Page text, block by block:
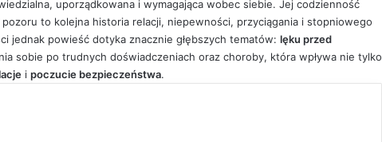
uporządkowana i wymagająca wobec siebie. Jej codzienność
to kolejna historia relacji, niepewności, przyciągania i stopniowego
jednak powieść dotyka znacznie głębszych tematów: lęku przed
sobie po trudnych doświadczeniach oraz choroby, która wpływa nie tylko
i poczucie bezpieczeństwa.